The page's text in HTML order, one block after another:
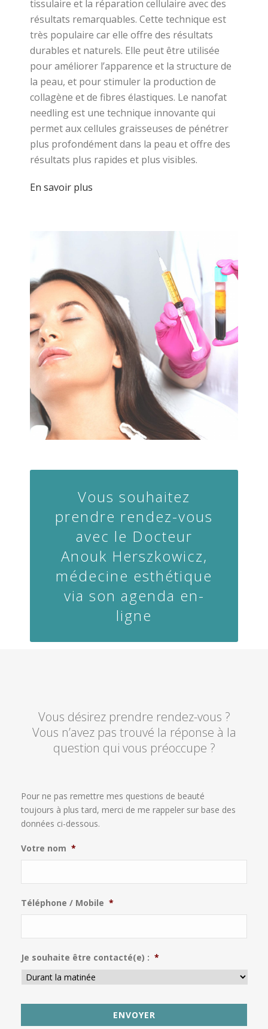
tissulaire et la réparation cellulaire avec des
résultats remarquables. Cette technique est
très populaire car elle offre des résultats
durables et naturels. Elle peut être utilisée
pour améliorer l’apparence et la structure de
la peau, et pour stimuler la production de
collagène et de fibres élastiques. Le nanofat
needling est une technique innovante qui
permet aux cellules graisseuses de pénétrer
plus profondément dans la peau et offre des
résultats plus rapides et plus visibles.
En savoir plus
Vous souhaitez
prendre rendez-vous
avec le Docteur
Anouk Herszkowicz,
médecine esthétique
via son agenda en-
ligne
Vous désirez prendre rendez-vous ?
Vous n’avez pas trouvé la réponse à la
question qui vous préoccupe ?
Pour ne pas remettre mes questions de beauté
toujours à plus tard, merci de me rappeler sur base des
données ci-dessous.
Votre nom *
Téléphone / Mobile *
Je souhaite être contacté(e) : *